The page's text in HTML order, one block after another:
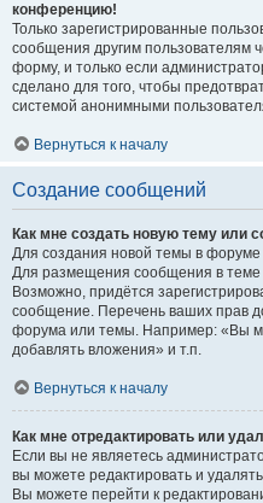
конференцию!
Только зарегистрированные
сообщения другим пользователям
форму, и только если
сделано для того, чтобы
системой анонимными
Вернуться к началу
Создание сообщений
Как мне создать новую тему или
Для создания новой темы в
Для размещения сообщения в теме
Возможно, придётся
сообщение. Перечень ваших прав
форума или темы. Например: «Вы
добавлять вложения» и т.п.
Вернуться к началу
Как мне отредактировать или
Если вы не являетесь
вы можете редактировать и
Вы можете перейти к